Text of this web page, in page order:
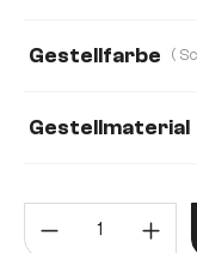
Gestellfarbe
Gestellmaterial
Eiche Holz